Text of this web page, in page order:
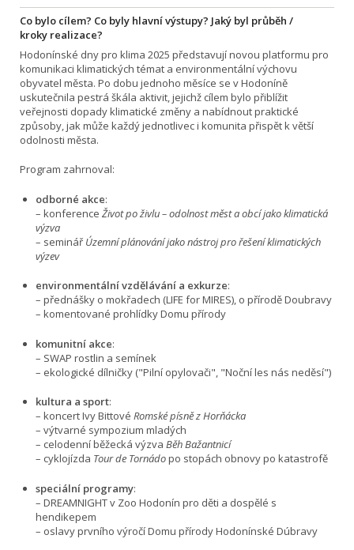
Co bylo cílem? Co byly hlavní výstupy? Jaký byl průběh /
kroky realizace?
Hodonínské dny pro klima 2025 představují novou platformu pro
komunikaci klimatických témat a environmentální výchovu
obyvatel města. Po dobu jednoho měsíce se v Hodoníně
uskutečnila pestrá škála aktivit, jejichž cílem bylo přiblížit
veřejnosti dopady klimatické změny a nabídnout praktické
způsoby, jak může každý jednotlivec i komunita přispět k větší
odolnosti města.
Program zahrnoval:
odborné akce:
– konference Život po živlu – odolnost měst a obcí jako klimatická
výzva
– seminář Územní plánování jako nástroj pro řešení klimatických
výzev
environmentální vzdělávání a exkurze:
– přednášky o mokřadech (LIFE for MIRES), o přírodě Doubravy
– komentované prohlídky Domu přírody
komunitní akce:
– SWAP rostlin a semínek
– ekologické dílničky ("Pilní opylovači", "Noční les nás neděsí")
kultura a sport:
– koncert Ivy Bittové Romské písně z Horňácka
– výtvarné sympozium mladých
– celodenní běžecká výzva Běh Bažantnicí
– cyklojízda Tour de Tornádopo stopách obnovy po katastrofě
speciální programy:
– DREAMNIGHT v Zoo Hodonín pro děti a dospělé s
hendikepem
– oslavy prvního výročí Domu přírody Hodonínské Dúbravy